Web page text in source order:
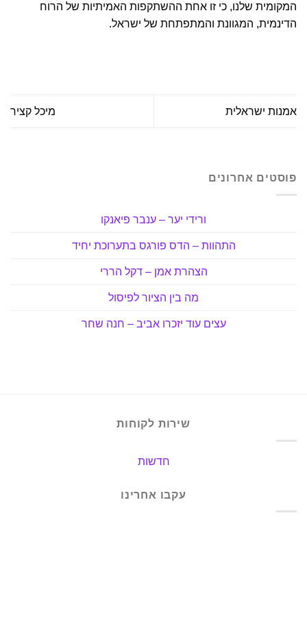
המקומית שלנו, כי זו אחת ההשתקפות האמיתיות של הרוח
הדינמית, המגוונת והמתפתחת של ישראל.
אמנות ישראלית מיכל קציר
פוסטים אחרונים
ורידי יער – ענבר פיאנקו
התהוות – הדס פורגס בתערוכת יחיד
הצהרת אמן – דקל הררי
מה בין הציור לפיסול
עצים עוד יזכרו אביב – חנה שחר
שירות לקוחות
חדשות
עקבו אחרינו